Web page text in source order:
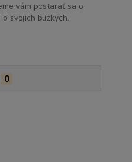
vám postarať sa o
o svojich blízkych.
0